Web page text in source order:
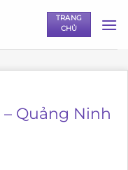
TRANG
CHỦ
Quảng Ninh